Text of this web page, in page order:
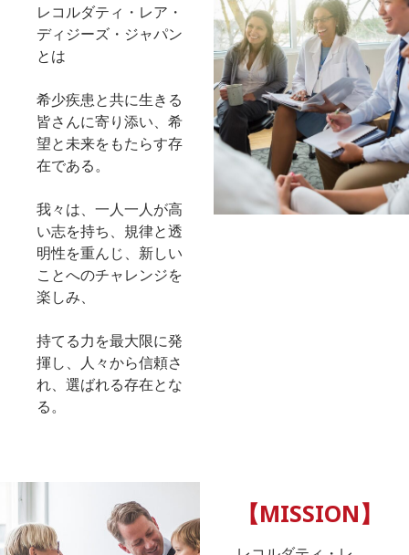
レコルダティ・レア・
ディジーズ・ジャパン
とは
希少疾患と共に生きる
皆さんに寄り添い、希
望と未来をもたらす存
在である。
我々は、一人一人が高
い志を持ち、規律と透
明性を重んじ、新しい
ことへのチャレンジを
楽しみ、
持てる力を最大限に発
揮し、人々から信頼さ
れ、選ばれる存在とな
る。
【MISSION】